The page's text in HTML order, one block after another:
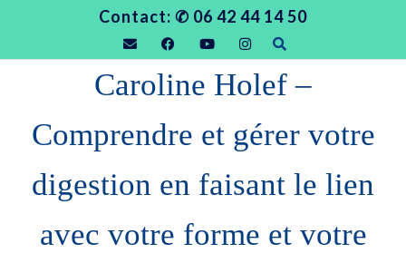
i
Contact: ✆ 06 42 44 14 50
Caroline Holef –
Comprendre et gérer votre
digestion en faisant le lien
avec votre forme et votre